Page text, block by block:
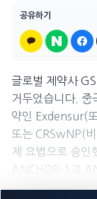
공유하기
글로벌 제약사
거두었습니다.
약인 Exdensur(
또는 CRSwNP(
제 요법으로 승인
ANCHOR-1과